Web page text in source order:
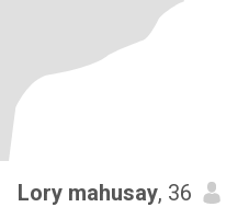
Lory mahusay, 36